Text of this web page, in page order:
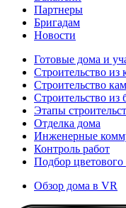
Партнеры
Бригадам
Новости
Готовые дома и
Строительство из
Строительство
Строительство из
Этапы
Отделка дома
Инженерные
Контроль работ
Подбор
Обзор дома в VR